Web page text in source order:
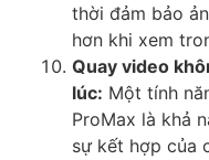
thời đảm bảo
hơn khi xem
Quay video
lúc: Một tính
ProMax là khả
sự kết hợp của